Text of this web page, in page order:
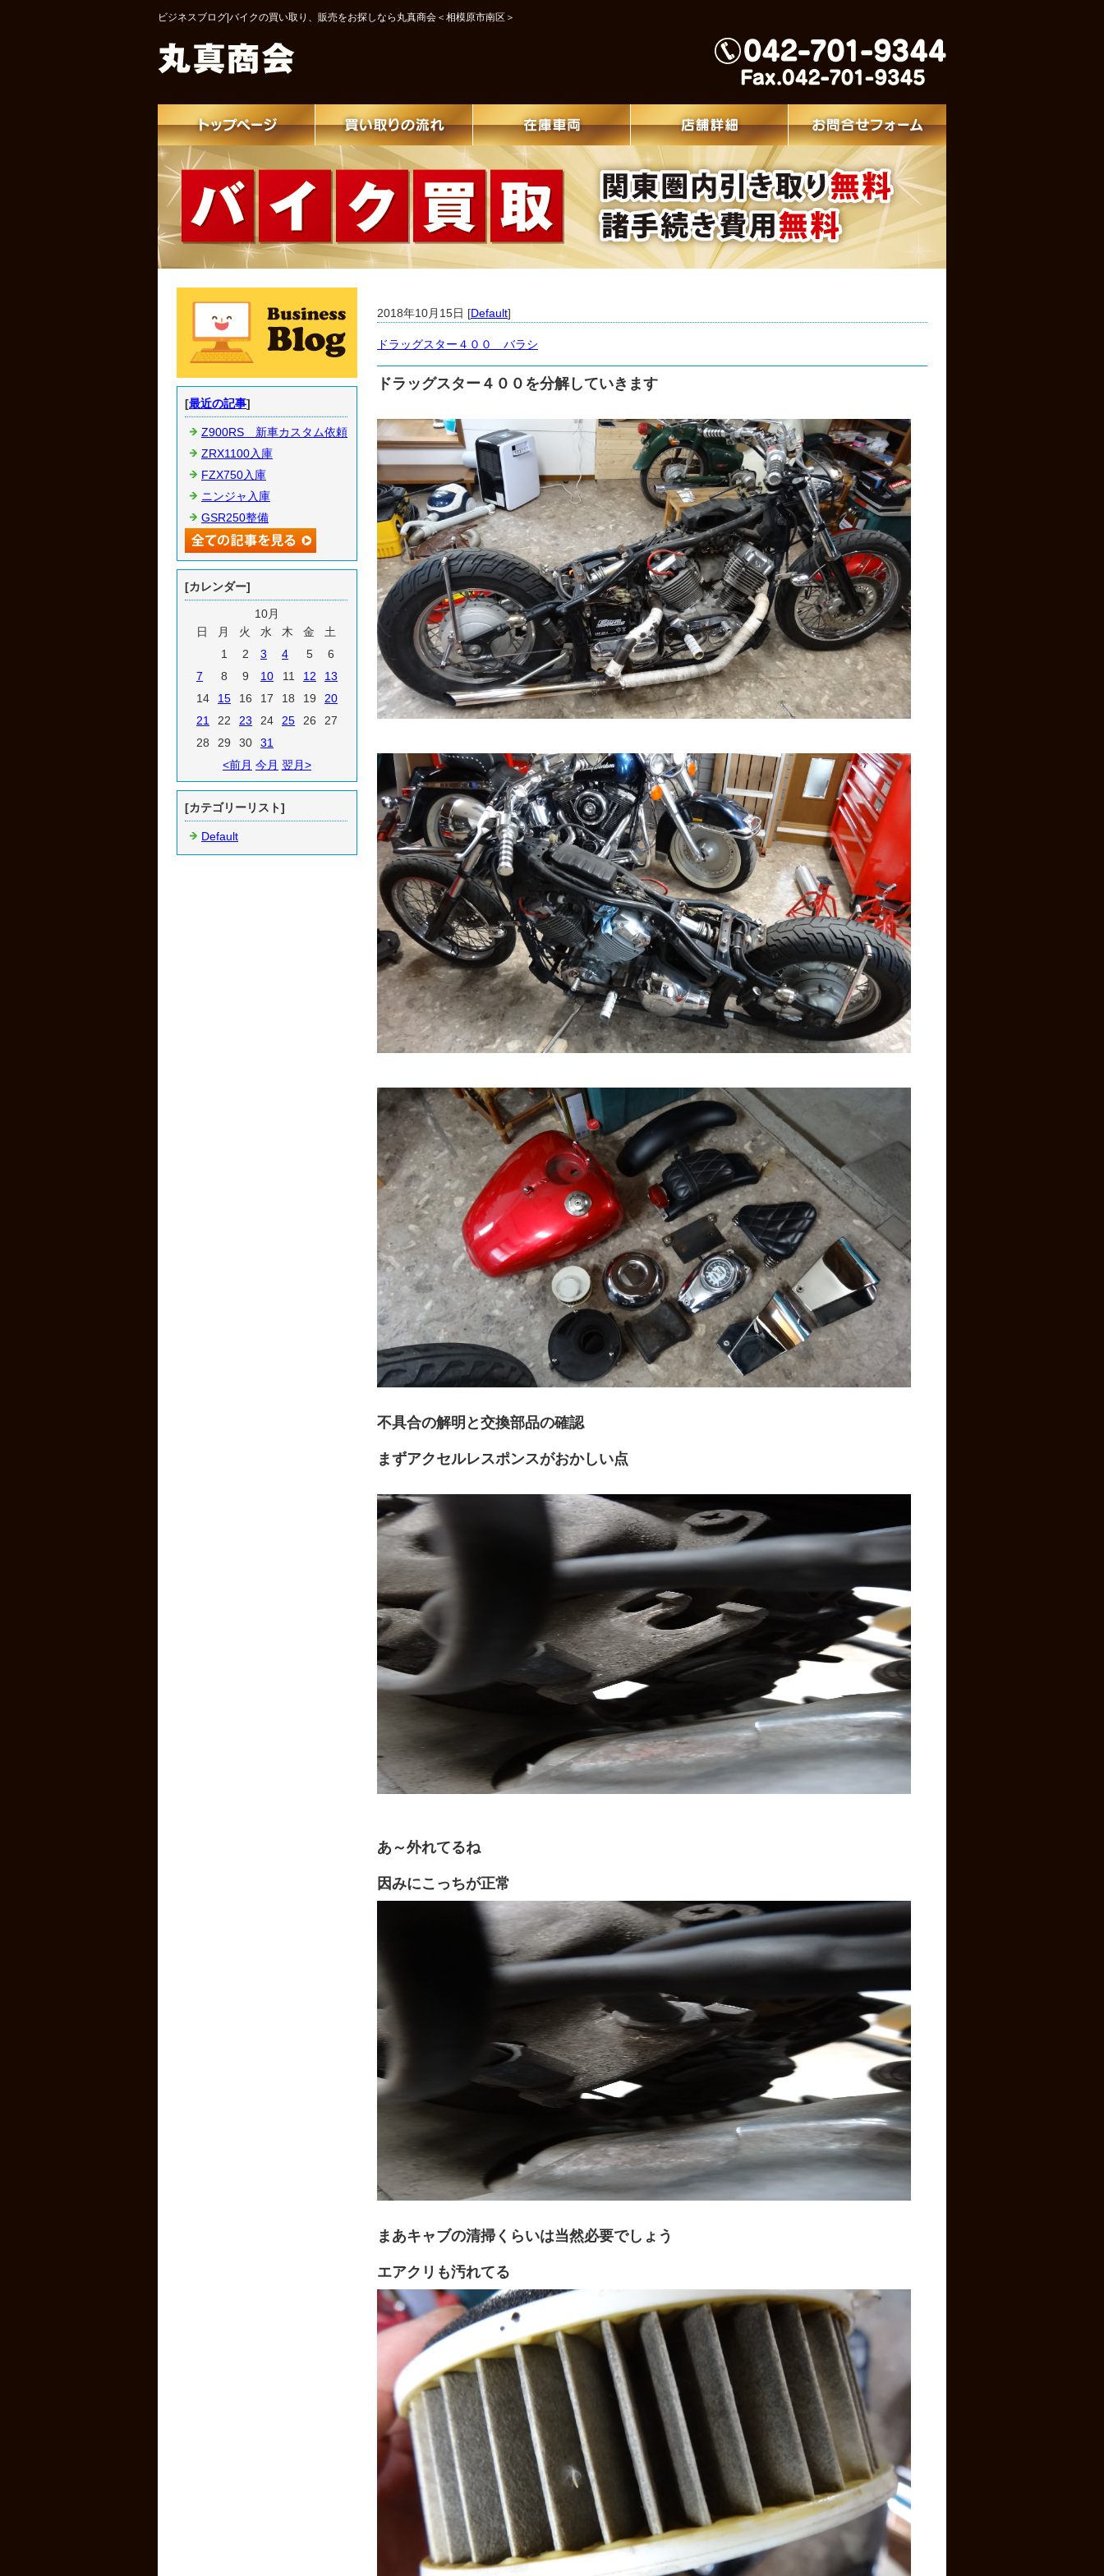
ビジネスブログ|バイクの買い取り、販売をお探しなら丸真商会＜相模原市南区＞
2018年10月15日 [Default]
ドラッグスター４００ バラシ
ドラッグスター４００を分解していきます
不具合の解明と交換部品の確認
まずアクセルレスポンスがおかしい点
あ～外れてるね
因みにこっちが正常
まあキャブの清掃くらいは当然必要でしょう
エアクリも汚れてる
[最近の記事]
Z900RS 新車カスタム依頼
ZRX1100入庫
FZX750入庫
ニンジャ入庫
GSR250整備
[カレンダー]
10月
日
月 火 水 木 金
土
1
2 3 4 5
6
7
8 9 10 11 12
13
14
15 16 17 18 19
20
21
22 23 24 25 26
27
28
29 30
31
<前月 今月 翌月>
[カテゴリーリスト]
Default